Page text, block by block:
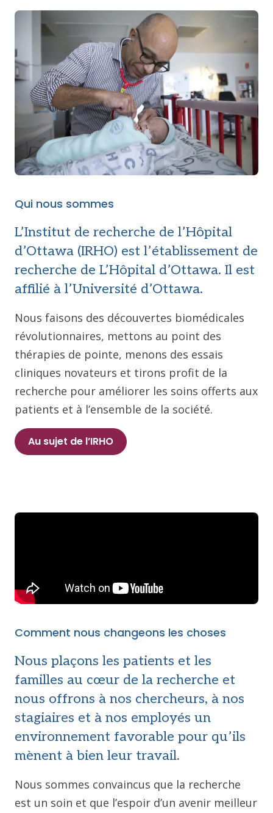
Qui nous sommes
L’Institut de recherche de l’Hôpital
d’Ottawa (IRHO) est l’établissement de
recherche de L’Hôpital d’Ottawa. Il est
affilié à l’Université d’Ottawa.
Nous faisons des découvertes biomédicales
révolutionnaires, mettons au point des
thérapies de pointe, menons des essais
cliniques novateurs et tirons profit de la
recherche pour améliorer les soins offerts aux
patients et à l’ensemble de la société.
Au sujet de l’IRHO
Comment nous changeons les choses
Nous plaçons les patients et les
familles au cœur de la recherche et
nous offrons à nos chercheurs, à nos
stagiaires et à nos employés un
environnement favorable pour qu’ils
mènent à bien leur travail.
Nous sommes convaincus que la recherche
est un soin et que l’espoir d’un avenir meilleur